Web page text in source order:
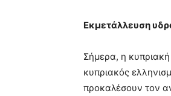
Εκμετάλλευση
Σήμερα, η κυπριακή
κυπριακός
προκαλέσουν τον